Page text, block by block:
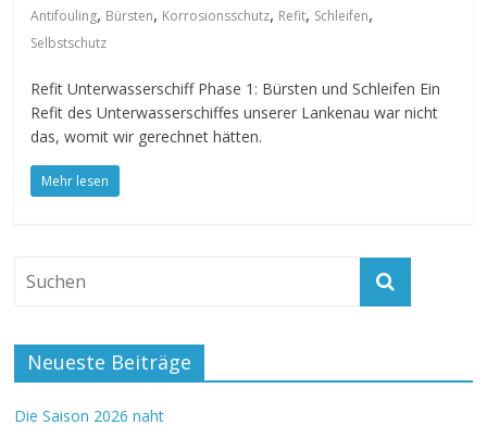
Antifouling, Bürsten, Korrosionsschutz, Refit, Schleifen,
Selbstschutz
Refit Unterwasserschiff Phase 1: Bürsten und Schleifen Ein
Refit des Unterwasserschiffes unserer Lankenau war nicht
das, womit wir gerechnet hätten.
Mehr lesen
Neueste Beiträge
Die Saison 2026 naht